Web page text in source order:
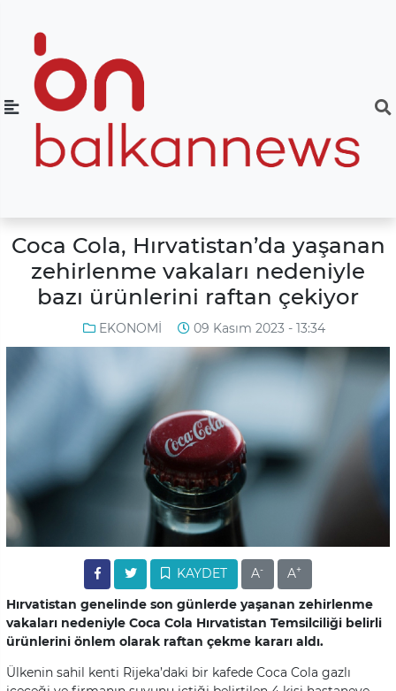
Coca Cola, Hırvatistan’da yaşanan
zehirlenme vakaları nedeniyle
bazı ürünlerini raftan çekiyor
EKONOMİ 09 Kasım 2023 - 13:34
KAYDET A- A+
Hırvatistan genelinde son günlerde yaşanan zehirlenme
vakaları nedeniyle Coca Cola Hırvatistan Temsilciliği belirli
ürünlerini önlem olarak raftan çekme kararı aldı.
Ülkenin sahil kenti Rijeka’daki bir kafede Coca Cola gazlı